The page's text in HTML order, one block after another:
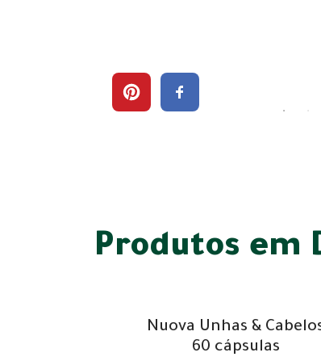
Produtos em
Nuova Unhas &
60 cápsulas